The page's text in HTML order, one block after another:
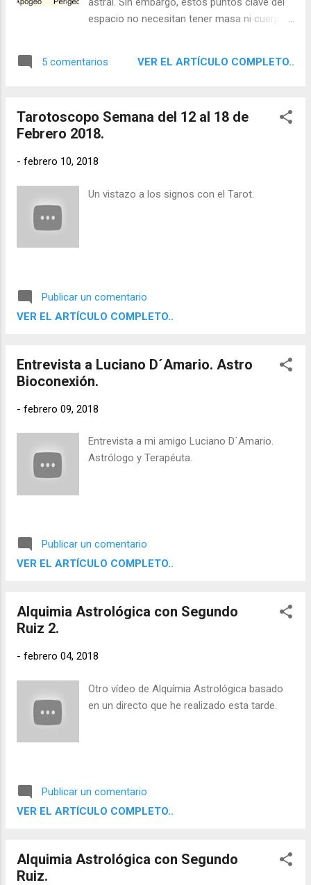
espacio no necesitan tener masa ni cuerpo
que no tiene cuerpo físico, de una fuerza
conciencia oscura y poco accesible.
5 comentarios VER EL ARTÍCULO COMPLETO..
Tarotoscopo Semana del 12 al 18 de
Febrero 2018.
- febrero 10, 2018
Un vistazo a los signos con el Tarot.
Publicar un comentario
VER EL ARTÍCULO COMPLETO..
Entrevista a Luciano D´Amario. Astro
Bioconexión.
- febrero 09, 2018
Entrevista a mi amigo Luciano D´Amario.
Astrólogo y Terapéuta.
Publicar un comentario
VER EL ARTÍCULO COMPLETO..
Alquimia Astrológica con Segundo
Ruiz 2.
- febrero 04, 2018
Otro vídeo de Alquímia Astrológica basado
en un directo que he realizado esta tarde.
Publicar un comentario
VER EL ARTÍCULO COMPLETO..
Alquimia Astrológica con Segundo
Ruiz.